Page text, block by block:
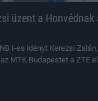
üzent a Honvédnak
I-es idényt Kerezsi
MTK Budapestet a ZTE